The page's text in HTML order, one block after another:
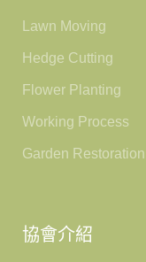
Lawn Moving
Hedge Cutting
Flower Planting
Working Process
Garden Restoration
協會介紹